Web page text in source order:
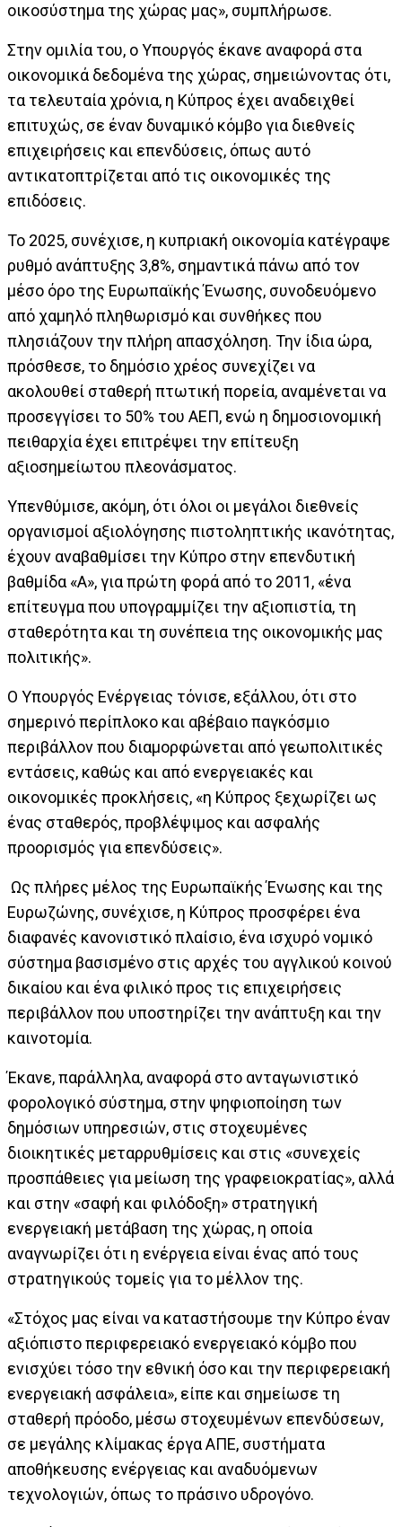
οικοσύστημα της χώρας μας», συμπλήρωσε.
Στην ομιλία του, ο Υπουργός έκανε αναφορά στα
οικονομικά δεδομένα της χώρας, σημειώνοντας ότι,
τα τελευταία χρόνια, η Κύπρος έχει αναδειχθεί
επιτυχώς, σε έναν δυναμικό κόμβο για διεθνείς
επιχειρήσεις και επενδύσεις, όπως αυτό
αντικατοπτρίζεται από τις οικονομικές της
επιδόσεις.
Το 2025, συνέχισε, η κυπριακή οικονομία κατέγραψε
ρυθμό ανάπτυξης 3,8%, σημαντικά πάνω από τον
μέσο όρο της Ευρωπαϊκής Ένωσης, συνοδευόμενο
από χαμηλό πληθωρισμό και συνθήκες που
πλησιάζουν την πλήρη απασχόληση. Την ίδια ώρα,
πρόσθεσε, το δημόσιο χρέος συνεχίζει να
ακολουθεί σταθερή πτωτική πορεία, αναμένεται να
προσεγγίσει το 50% του ΑΕΠ, ενώ η δημοσιονομική
πειθαρχία έχει επιτρέψει την επίτευξη
αξιοσημείωτου πλεονάσματος.
Υπενθύμισε, ακόμη, ότι όλοι οι μεγάλοι διεθνείς
οργανισμοί αξιολόγησης πιστοληπτικής ικανότητας,
έχουν αναβαθμίσει την Κύπρο στην επενδυτική
βαθμίδα «Α», για πρώτη φορά από το 2011, «ένα
επίτευγμα που υπογραμμίζει την αξιοπιστία, τη
σταθερότητα και τη συνέπεια της οικονομικής μας
πολιτικής».
Ο Υπουργός Ενέργειας τόνισε, εξάλλου, ότι στο
σημερινό περίπλοκο και αβέβαιο παγκόσμιο
περιβάλλον που διαμορφώνεται από γεωπολιτικές
εντάσεις, καθώς και από ενεργειακές και
οικονομικές προκλήσεις, «η Κύπρος ξεχωρίζει ως
ένας σταθερός, προβλέψιμος και ασφαλής
προορισμός για επενδύσεις».
Ως πλήρες μέλος της Ευρωπαϊκής Ένωσης και της
Ευρωζώνης, συνέχισε, η Κύπρος προσφέρει ένα
διαφανές κανονιστικό πλαίσιο, ένα ισχυρό νομικό
σύστημα βασισμένο στις αρχές του αγγλικού κοινού
δικαίου και ένα φιλικό προς τις επιχειρήσεις
περιβάλλον που υποστηρίζει την ανάπτυξη και την
καινοτομία.
Έκανε, παράλληλα, αναφορά στο ανταγωνιστικό
φορολογικό σύστημα, στην ψηφιοποίηση των
δημόσιων υπηρεσιών, στις στοχευμένες
διοικητικές μεταρρυθμίσεις και στις «συνεχείς
προσπάθειες για μείωση της γραφειοκρατίας», αλλά
και στην «σαφή και φιλόδοξη» στρατηγική
ενεργειακή μετάβαση της χώρας, η οποία
αναγνωρίζει ότι η ενέργεια είναι ένας από τους
στρατηγικούς τομείς για το μέλλον της.
«Στόχος μας είναι να καταστήσουμε την Κύπρο έναν
αξιόπιστο περιφερειακό ενεργειακό κόμβο που
ενισχύει τόσο την εθνική όσο και την περιφερειακή
ενεργειακή ασφάλεια», είπε και σημείωσε τη
σταθερή πρόοδο, μέσω στοχευμένων επενδύσεων,
σε μεγάλης κλίμακας έργα ΑΠΕ, συστήματα
αποθήκευσης ενέργειας και αναδυόμενων
τεχνολογιών, όπως το πράσινο υδρογόνο.